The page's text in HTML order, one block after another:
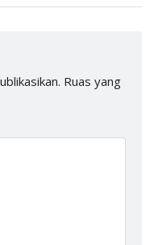
Ruas yang